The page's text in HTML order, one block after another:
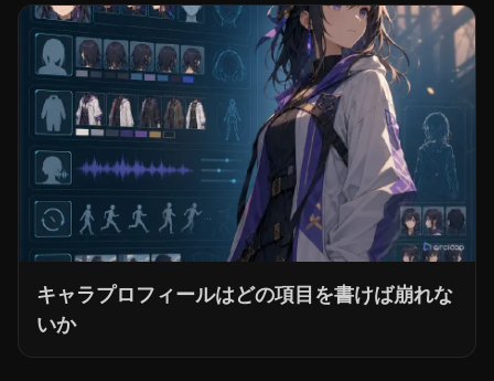
キャラプロフィールはどの項目を書けば崩れな
いか
絵柄の決め方